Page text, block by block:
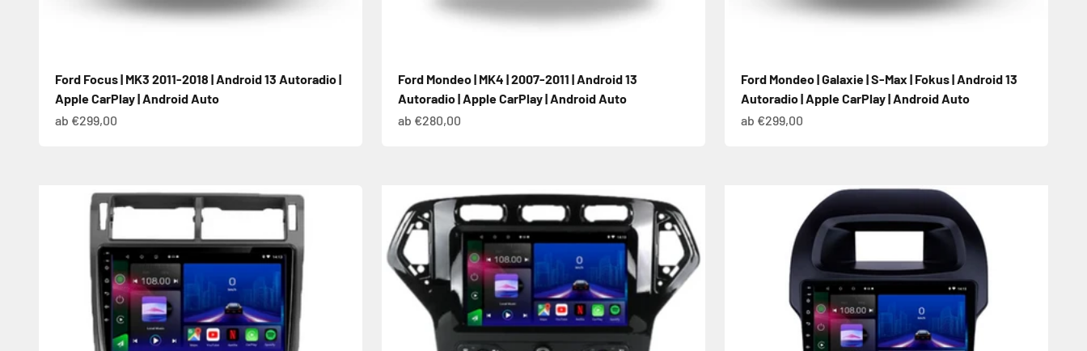
Ford Focus | MK3 2011-2018 | Android 13 Autoradio |
Apple CarPlay | Android Auto
Angebot
ab €299,00
Ford Mondeo | MK4 | 2007-2011 | Android 13
Autoradio | Apple CarPlay | Android Auto
Angebot
ab €280,00
Ford Mondeo | Galaxie | S-Max | Fokus | Android 13
Autoradio | Apple CarPlay | Android Auto
Angebot
ab €299,00